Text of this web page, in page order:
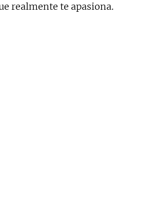
realmente te apasiona.